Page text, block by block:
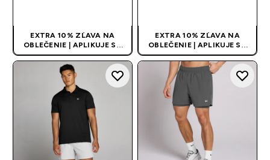
EXTRA 10% ZĽAVA NA
OBLEČENIE | APLIKUJE SA
AUTOMATICKY PRI KÚPE 3
KS
EXTRA 10% ZĽAVA NA
OBLEČENIE | APLIKUJE SA
AUTOMATICKY PRI KÚPE 3
KS